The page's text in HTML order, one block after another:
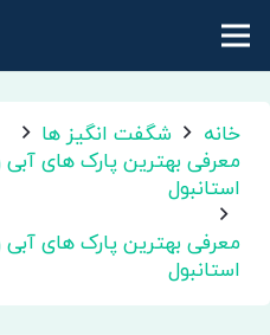
خانه
شگفت انگیز ها
معرفی بهترین پارک های
استانبول
معرفی بهترین پارک های
استانبول